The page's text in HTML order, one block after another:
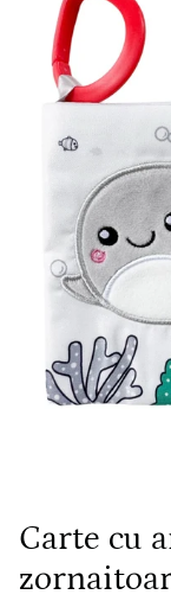
Carte cu